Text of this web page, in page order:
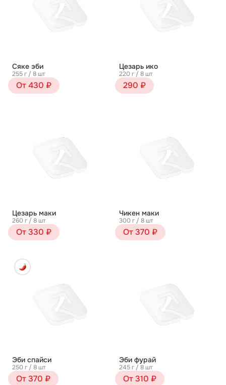
Сяке эби
255 г / 8 шт
От 430 ₽
Цезарь ико
220 г / 8 шт
290 ₽
Цезарь маки
260 г / 8 шт
От 330 ₽
Чикен маки
300 г / 8 шт
От 370 ₽
Эби спайси
250 г / 8 шт
От 370 ₽
Эби фурай
245 г / 8 шт
От 310 ₽